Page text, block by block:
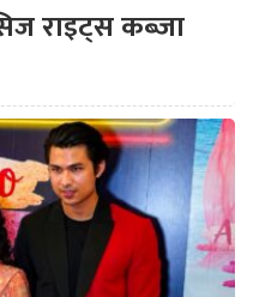
राइट्स कब्जा